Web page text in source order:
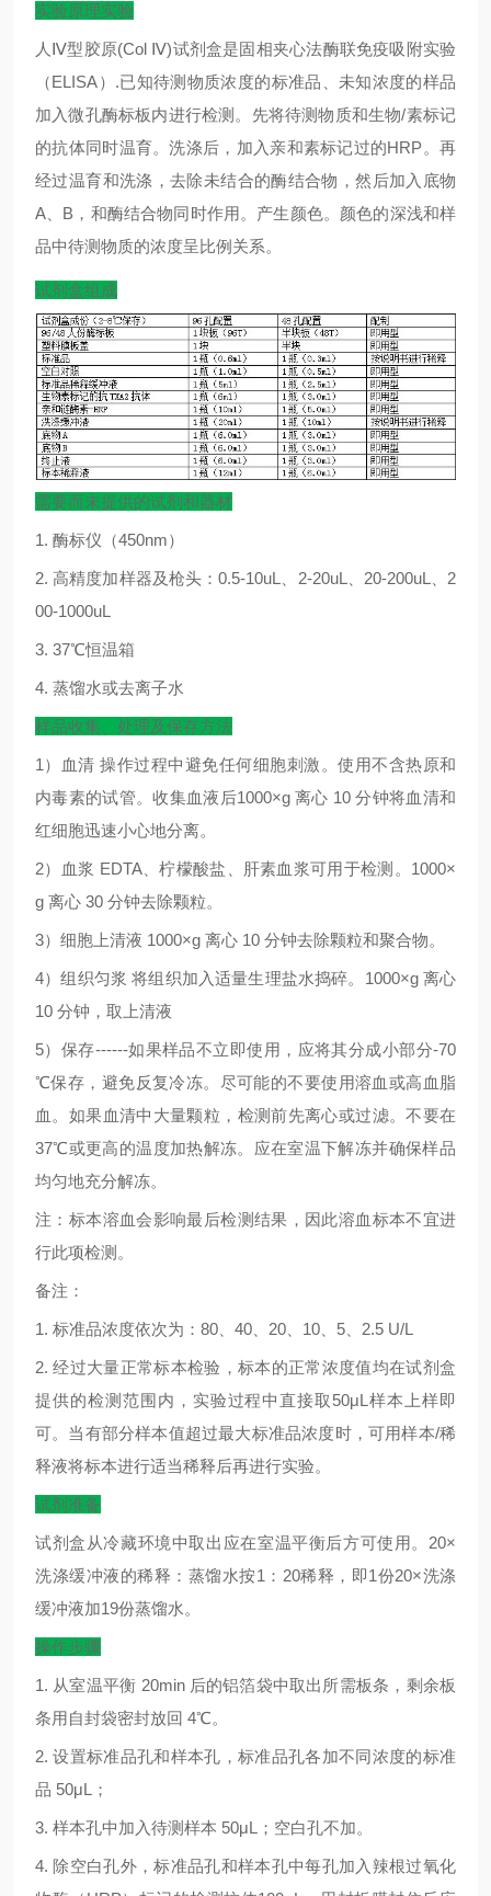
实验原理实验
人Ⅳ型胶原(Col Ⅳ)试剂盒是固相夹心法酶联免疫吸附实验
（ELISA）.已知待测物质浓度的标准品、未知浓度的样品
加入微孔酶标板内进行检测。先将待测物质和生物/素标记
的抗体同时温育。洗涤后，加入亲和素标记过的HRP。再
经过温育和洗涤，去除未结合的酶结合物，然后加入底物
A、B，和酶结合物同时作用。产生颜色。颜色的深浅和样
品中待测物质的浓度呈比例关系。
试剂盒组成
需要而未提供的试剂和器材
1. 酶标仪（450nm）
2.高精度加样器及枪头：0.5-10uL 2-20uL 20-200uL
2
00-1000uL
3. 37℃恒温箱
4. 蒸馏水或去离子水
样品收集、处理及保存方法
1 ）血清 操作过程中避免任何细胞刺激。使用不含热原和
内毒素的试管。收集血液后1000×g离心 10分钟将血清和
红细胞迅速小心地分离。
2）血浆 EDTA、柠檬酸盐、肝素血浆可用于检测。 1000×
g 离心 30 分钟去除颗粒。
3）细胞上清液 1000×g 离心 10 分钟去除颗粒和聚合物。
4）组织匀浆 将组织加入适量生理盐水捣碎。 1000×g 离心
10 分钟，取上清液
5）保存------如果样品不立即使用，应将其分成小部分-70
℃保存，避免反复冷冻。尽可能的不要使用溶血或高血脂
血。如果血清中大量颗粒，检测前先离心或过滤。不要在
37℃或更高的温度加热解冻。应在室温下解冻并确保样品
均匀地充分解冻。
注：标本溶血会影响最后检测结果，因此溶血标本不宜进
行此项检测。
备注：
1. 标准品浓度依次为： 80 40 20 10 5 2.5 U/L
2.经过大量正常标本检验，标本的正常浓度值均在试剂盒
提供的检测范围内，实验过程中直接取 50μL 样本上样即
可。当有部分样本值超过最大标准品浓度时，可用样本/稀
释液将标本进行适当稀释后再进行实验。
试剂准备
试剂盒从冷藏环境中取出应在室温平衡后方可使用。 20×
洗涤缓冲液的稀释：蒸馏水按1 ： 20稀释，即1份20×洗涤
缓冲液加19份蒸馏水。
操作步骤
1. 从室温平衡 20min 后的铝箔袋中取出所需板条，剩余板
条用自封袋密封放回 4℃。
2.设置标准品孔和样本孔，标准品孔各加不同浓度的标准
品 50μL ；
3. 样本孔中加入待测样本 50μL ；空白孔不加。
4. 除空白孔外，标准品孔和样本孔中每孔加入辣根过氧化